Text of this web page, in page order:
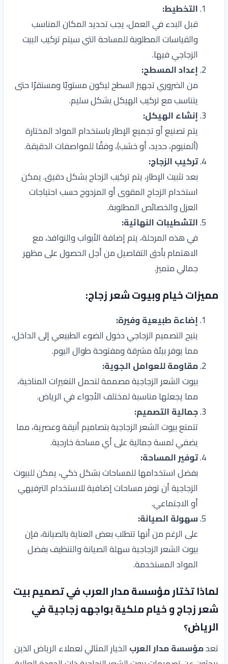
التخطيط:
قبل البدء في العمل، يجب تحديد المكان المناسب
والقياسات المطلوبة للمساحة التي سيتم تركيب البيت
الزجاجي فيها.
إعداد المسطح:
من الضروري تجهيز السطح ليكون مستويًا ومستقرًا حتى
يتناسب مع تركيب الهيكل بشكل سليم.
إنشاء الهيكل:
يتم تصنيع أو تجميع الإطار باستخدام المواد المختارة
(ألمنيوم، حديد، أو خشب)، وفقًا للمواصفات الدقيقة.
تركيب الزجاج:
بعد تثبيت الإطار، يتم تركيب الزجاج بشكل دقيق. يمكن
استخدام الزجاج المقوى أو المزدوج حسب احتياجات
العزل والخصائص المطلوبة.
التشطيبات النهائية:
في هذه المرحلة، يتم إضافة الأبواب والنوافذ، مع
الاهتمام بأدق التفاصيل من أجل الحصول على مظهر
جمالي متميز.
مميزات خيام وبيوت شعر زجاج:
إضاءة طبيعية وفيرة:
يتيح التصميم الزجاجي دخول الضوء الطبيعي إلى الداخل،
مما يوفر بيئة مشرقة ومفتوحة طوال اليوم.
مقاومة للعوامل الجوية:
بيوت الشعر الزجاجية مصممة لتحمل التغيرات المناخية،
مما يجعلها مناسبة لمختلف الأجواء في الرياض.
جمالية التصميم:
تتمتع بيوت الشعر الزجاجية بتصاميم أنيقة وعصرية، مما
يضفي لمسة جمالية على أي مساحة خارجية.
توفير المساحة:
بفضل استخدامها للمساحات بشكل ذكي، يمكن للبيوت
الزجاجية أن توفر مساحات إضافية للاستخدام الترفيهي
أو الاجتماعي.
سهولة الصيانة:
على الرغم من أنها تتطلب بعض العناية بالصيانة، فإن
بيوت الشعر الزجاجية سهلة الصيانة والتنظيف بفضل
المواد المستخدمة.
لماذا تختار مؤسسة مدار العرب فيتصميمبيت
شعر زجاج و خيام ملكيةبواجهه زجاجية في
الرياض؟
تعدمؤسسة مدار العرب الخيار المثالي لعملاء الرياض الذين